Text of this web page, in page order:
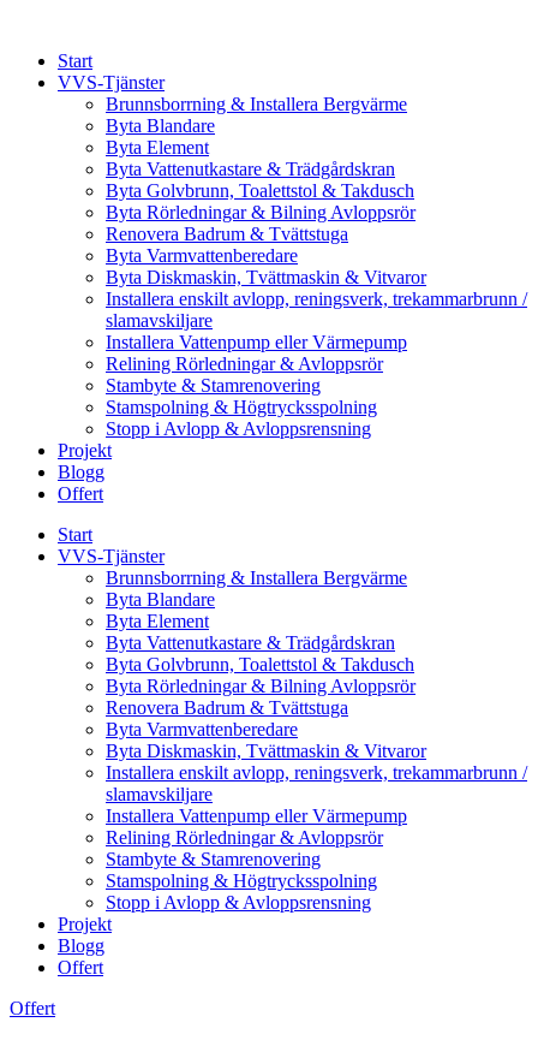
contentStart
VVS-Tjänster
Brunnsborrning & Installera Bergvärme
Byta Blandare
Byta Element
Byta Vattenutkastare & Trädgårdskran
Byta Golvbrunn, Toalettstol & Takdusch
Byta Rörledningar & Bilning Avloppsrör
Renovera Badrum & Tvättstuga
Byta Varmvattenberedare
Byta Diskmaskin, Tvättmaskin & Vitvaror
Installera enskilt avlopp, reningsverk, trekammarbrunn /
slamavskiljare
Installera Vattenpump eller Värmepump
Relining Rörledningar & Avloppsrör
Stambyte & Stamrenovering
Stamspolning & Högtrycksspolning
Stopp i Avlopp & Avloppsrensning
Projekt
Blogg
Offert
Start
VVS-Tjänster
Brunnsborrning & Installera Bergvärme
Byta Blandare
Byta Element
Byta Vattenutkastare & Trädgårdskran
Byta Golvbrunn, Toalettstol & Takdusch
Byta Rörledningar & Bilning Avloppsrör
Renovera Badrum & Tvättstuga
Byta Varmvattenberedare
Byta Diskmaskin, Tvättmaskin & Vitvaror
Installera enskilt avlopp, reningsverk, trekammarbrunn /
slamavskiljare
Installera Vattenpump eller Värmepump
Relining Rörledningar & Avloppsrör
Stambyte & Stamrenovering
Stamspolning & Högtrycksspolning
Stopp i Avlopp & Avloppsrensning
Projekt
Blogg
Offert
Offert